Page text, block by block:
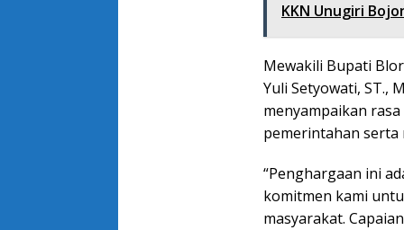
KKN Unugiri
Mewakili Bupati
Yuli Setyowati, ST.,
menyampaikan
pemerintahan serta
“Penghargaan ini
komitmen kami
masyarakat.